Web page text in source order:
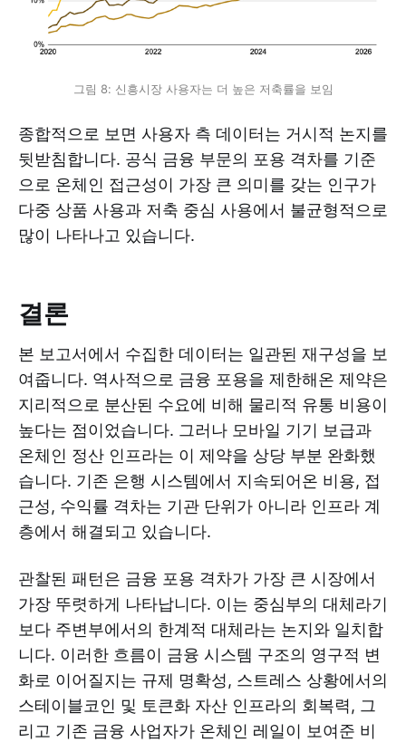
그림 8: 신흥시장 사용자는 더 높은 저축률을 보임
종합적으로 보면 사용자 측 데이터는 거시적 논지를
뒷받침합니다. 공식 금융 부문의 포용 격차를 기준
으로 온체인 접근성이 가장 큰 의미를 갖는 인구가
다중 상품 사용과 저축 중심 사용에서 불균형적으로
많이 나타나고 있습니다.
결론
본 보고서에서 수집한 데이터는 일관된 재구성을 보
여줍니다. 역사적으로 금융 포용을 제한해온 제약은
지리적으로 분산된 수요에 비해 물리적 유통 비용이
높다는 점이었습니다. 그러나 모바일 기기 보급과
온체인 정산 인프라는 이 제약을 상당 부분 완화했
습니다. 기존 은행 시스템에서 지속되어온 비용, 접
근성, 수익률 격차는 기관 단위가 아니라 인프라 계
층에서 해결되고 있습니다.
관찰된 패턴은 금융 포용 격차가 가장 큰 시장에서
가장 뚜렷하게 나타납니다. 이는 중심부의 대체라기
보다 주변부에서의 한계적 대체라는 논지와 일치합
니다. 이러한 흐름이 금융 시스템 구조의 영구적 변
화로 이어질지는 규제 명확성, 스트레스 상황에서의
스테이블코인 및 토큰화 자산 인프라의 회복력, 그
리고 기존 금융 사업자가 온체인 레일이 보여준 비